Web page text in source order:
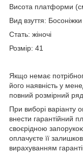
Висота платформи
Вид взуття:
Стать: жіночі
Розмір: 41
Якщо немає
його наявність у
повний розмірний
При виборі варіанту
внести гарантійний
своєрідною
оплачуєте її
вирахуванням